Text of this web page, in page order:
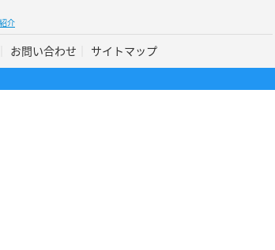
介
お問い合わせ サイトマップ